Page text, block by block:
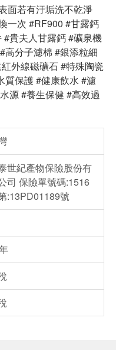
面若有汙垢洗不乾淨
一次 #RF900 #甘露鈣
貴夫人甘露鈣 #礦泉機
高分子濾棉 #銀添粒細
外線磁礦石 #特殊陶瓷
質保護 #健康飲水 #濾
源 #養生保健 #高效過
世紀產物保險股份有
司 保險單號碼:1516
:13PD01189號